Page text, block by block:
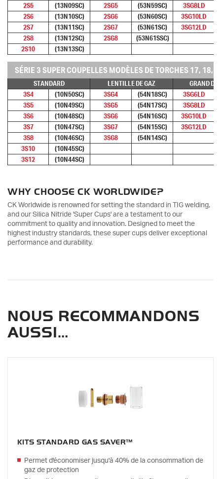
2S5
(13N09SC) 2SG5 (53N59SC) 3SG8LD
2S6
(13N10SC) 2SG6 (53N60SC) 3SG10LD
2S7
(13N11SC) 2SG7 (53N61SC) 3SG12LD
2S8
(13N12SC) 2SG8
(53N61SSC)
2S10
(13N13SC)
SÉRIE 3 SUPER COUPELLES MODÈLES DE TORCHES 17, 18,
STANDARD LENTILLE DE GAZ
GRAND
3S4
(10N50SC) 3SG4 (54N18SC) 3SG6LD
3S5
(10N49SC) 3SG5 (54N17SC) 3SG8LD
3S6
(10N48SC) 3SG6 (54N16SC) 3SG10LD
3S7
(10N47SC) 3SG7 (54N15SC) 3SG12LD
3S8
(10N46SC) 3SG8
(54N14SC)
3S10
(10N45SC)
3S12
(10N44SC)
WHY CHOOSE CK WORLDWIDE?
CK Worldwide is renowned for setting the standard in TIG welding,
and our Silica Nitride 'Super Cups' are a testament to our
commitment to quality and innovation. Designed to meet the
highest industry standards, these super cups deliver exceptional
performance and durability.
NOUS RECOMMANDONS
AUSSI…
KITS STANDARD GAS SAVER™
Permet d'économiser jusqu'à 40% de la consommation de
gaz de protection